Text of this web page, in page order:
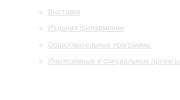
Выставки
Издания филармонии
Образовательные программы
Инклюзивные и специальные проекты